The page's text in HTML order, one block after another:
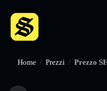
Home / Prezzi / Prezzo